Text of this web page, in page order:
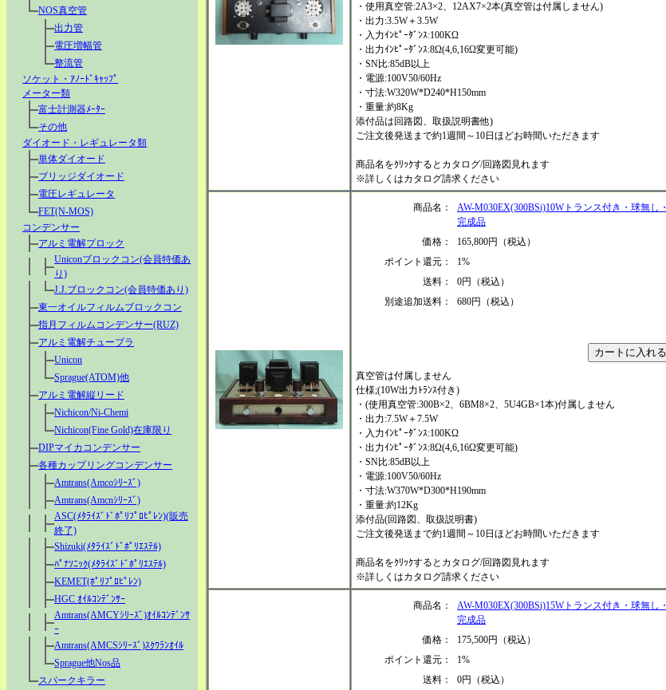
NOS真空管
出力管
電圧増幅管
整流管
ソケット・ｱﾉｰﾄﾞｷｬｯﾌﾟ
メーター類
富士計測器ﾒｰﾀｰ
その他
ダイオード・レギュレータ類
単体ダイオード
ブリッジダイオード
電圧レギュレータ
FET(N-MOS)
コンデンサー
アルミ電解プロック
Uniconブロックコン(会員特価あ
り)
J.J.ブロックコン(会員特価あり)
東一オイルフィルムブロックコン
指月フィルムコンデンサー(RUZ)
アルミ電解チューブラ
Unicon
Sprague(ATOM)他
アルミ電解縦リード
Nichicon/Ni-Chemi
Nichicon(Fine Gold)在庫限り
DIPマイカコンデンサー
各種カップリングコンデンサー
Amtrans(Amcoｼﾘｰｽﾞ)
Amtrans(Amcnｼﾘｰｽﾞ)
ASC(ﾒﾀﾗｲｽﾞﾄﾞﾎﾟﾘﾌﾟﾛﾋﾟﾚﾝ)(販売
終了)
Shizuki(ﾒﾀﾗｲｽﾞﾄﾞﾎﾟﾘｴｽﾃﾙ)
ﾊﾟﾅｿﾆｯｸ(ﾒﾀﾗｲｽﾞﾄﾞﾎﾟﾘｴｽﾃﾙ)
KEMET(ﾎﾟﾘﾌﾟﾛﾋﾟﾚﾝ)
HGC ｵｲﾙｺﾝﾃﾞﾝｻｰ
Amtrans(AMCYｼﾘｰｽﾞ)ｵｲﾙｺﾝﾃﾞﾝｻ
ｰ
Amtrans(AMCSｼﾘｰｽﾞ)ｽｸﾜﾗﾝｵｲﾙ
Sprague他Nos品
スパークキラー
・使用真空管:2A3×2、12AX7×2本(真空管は付属しません)
・出力:3.5W＋3.5W
・入力ｲﾝﾋﾟｰﾀﾞﾝｽ:100KΩ
・出力ｲﾝﾋﾟｰﾀﾞﾝｽ:8Ω(4,6,16Ω変更可能)
・SN比:85dB以上
・電源:100V50/60Hz
・寸法:W320W*D240*H150mm
・重量:約8Kg
添付品は回路図、取扱説明書他)
ご注文後発送まで約1週間～10日ほどお時間いただきます
商品名をｸﾘｯｸするとカタログ/回路図見れます
※詳しくはカタログ請求ください
商品名：
AW-M030EX(300BSi)10Wトランス付き・球無し・
完成品
価格：
165,800円（税込）
ポイント還元：
1%
送料：
0円（税込）
別途追加送料：
680円（税込）
真空管は付属しません
仕様;(10W出力ﾄﾗﾝｽ付き)
・(使用真空管:300B×2、6BM8×2、5U4GB×1本)付属しません
・出力:7.5W＋7.5W
・入力ｲﾝﾋﾟｰﾀﾞﾝｽ:100KΩ
・出力ｲﾝﾋﾟｰﾀﾞﾝｽ:8Ω(4,6,16Ω変更可能)
・SN比:85dB以上
・電源:100V50/60Hz
・寸法:W370W*D300*H190mm
・重量:約12Kg
添付品(回路図、取扱説明書)
ご注文後発送まで約1週間～10日ほどお時間いただきます
商品名をｸﾘｯｸするとカタログ/回路図見れます
※詳しくはカタログ請求ください
商品名：
AW-M030EX(300BSi)15Wトランス付き・球無し・
完成品
価格：
175,500円（税込）
ポイント還元：
1%
送料：
0円（税込）